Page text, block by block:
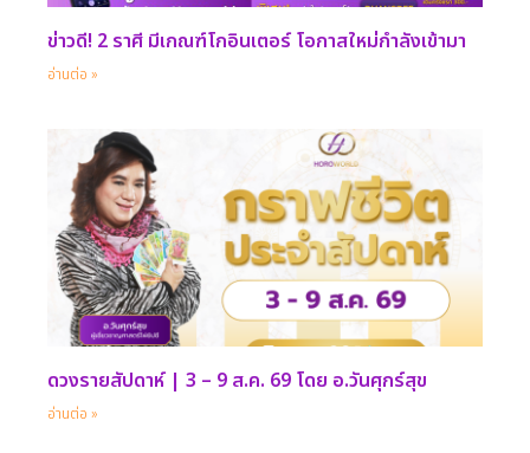
ข่าวดี! 2 ราศี มีเกณฑ์โกอินเตอร์ โอกาสใหม่กำลังเข้ามา
อ่านต่อ »
ดวงรายสัปดาห์ | 3 – 9 ส.ค. 69 โดย อ.วันศุกร์สุข
อ่านต่อ »